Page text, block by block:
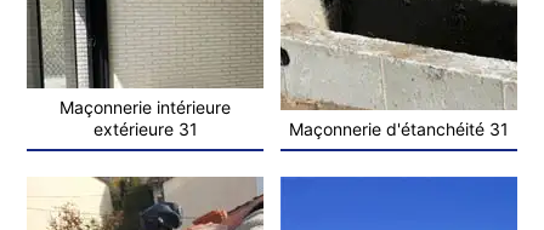
Maçonnerie intérieure
extérieure 31
Maçonnerie d'étanchéité 31